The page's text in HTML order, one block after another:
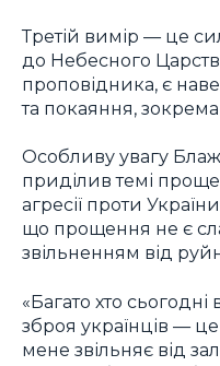
Третій вимір — це
до Небесного
проповідника, є
та покаяння,
Особливу увагу
приділив темі
агресії проти
що прощення не є
звільненням від
«Багато хто
зброя українців —
мене звільняє від